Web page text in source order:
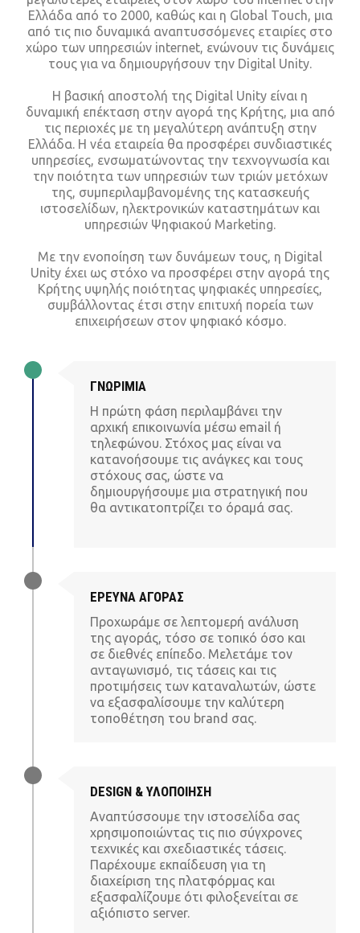
Ελλάδα από το 2000, καθώς και η Global Touch, μια
από τις πιο δυναμικά αναπτυσσόμενες εταιρίες στο
χώρο των υπηρεσιών internet, ενώνουν τις δυνάμεις
τους για να δημιουργήσουν την Digital Unity.
Η βασική αποστολή της Digital Unity είναι η
δυναμική επέκταση στην αγορά της Κρήτης, μια από
τις περιοχές με τη μεγαλύτερη ανάπτυξη στην
Ελλάδα. Η νέα εταιρεία θα προσφέρει συνδιαστικές
υπηρεσίες, ενσωματώνοντας την τεχνογνωσία και
την ποιότητα των υπηρεσιών των τριών μετόχων
της, συμπεριλαμβανομένης της κατασκευής
ιστοσελίδων, ηλεκτρονικών καταστημάτων και
υπηρεσιών Ψηφιακού Marketing.
Με την ενοποίηση των δυνάμεων τους, η Digital
Unity έχει ως στόχο να προσφέρει στην αγορά της
Κρήτης υψηλής ποιότητας ψηφιακές υπηρεσίες,
συμβάλλοντας έτσι στην επιτυχή πορεία των
επιχειρήσεων στον ψηφιακό κόσμο.
ΓΝΩΡΙΜΙΑ
Η πρώτη φάση περιλαμβάνει την
αρχική επικοινωνία μέσω email ή
τηλεφώνου. Στόχος μας είναι να
κατανοήσουμε τις ανάγκες και τους
στόχους σας, ώστε να
δημιουργήσουμε μια στρατηγική που
θα αντικατοπτρίζει το όραμά σας.
ΕΡΕΥΝΑ ΑΓΟΡΑΣ
Προχωράμε σε λεπτομερή ανάλυση
της αγοράς, τόσο σε τοπικό όσο και
σε διεθνές επίπεδο. Μελετάμε τον
ανταγωνισμό, τις τάσεις και τις
προτιμήσεις των καταναλωτών, ώστε
να εξασφαλίσουμε την καλύτερη
τοποθέτηση του brand σας.
DESIGN & ΥΛΟΠΟΙΗΣΗ
Αναπτύσσουμε την ιστοσελίδα σας
χρησιμοποιώντας τις πιο σύγχρονες
τεχνικές και σχεδιαστικές τάσεις.
Παρέχουμε εκπαίδευση για τη
διαχείριση της πλατφόρμας και
εξασφαλίζουμε ότι φιλοξενείται σε
αξιόπιστο server.